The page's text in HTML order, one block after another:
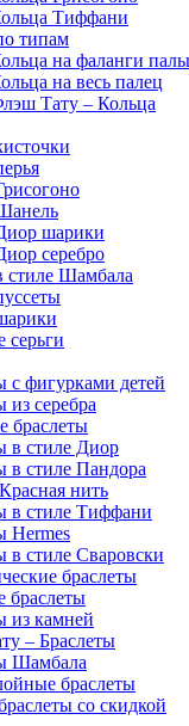
Тиффани
типам
на фаланги
на весь палец
Тату – Кольца
шарики
серебро
стиле Шамбала
серьги
с фигурками детей
из серебра
браслеты
в стиле Диор
в стиле Пандора
нить
в стиле Тиффани
Hermes
в стиле Сваровски
браслеты
браслеты
из камней
– Браслеты
Шамбала
браслеты
со скидкой